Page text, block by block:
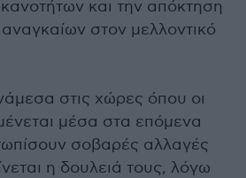
και την απόκτηση
στον μελλοντικό
στις χώρες όπου οι
μέσα στα επόμενα
σοβαρές αλλαγές
η δουλειά τους, λόγω